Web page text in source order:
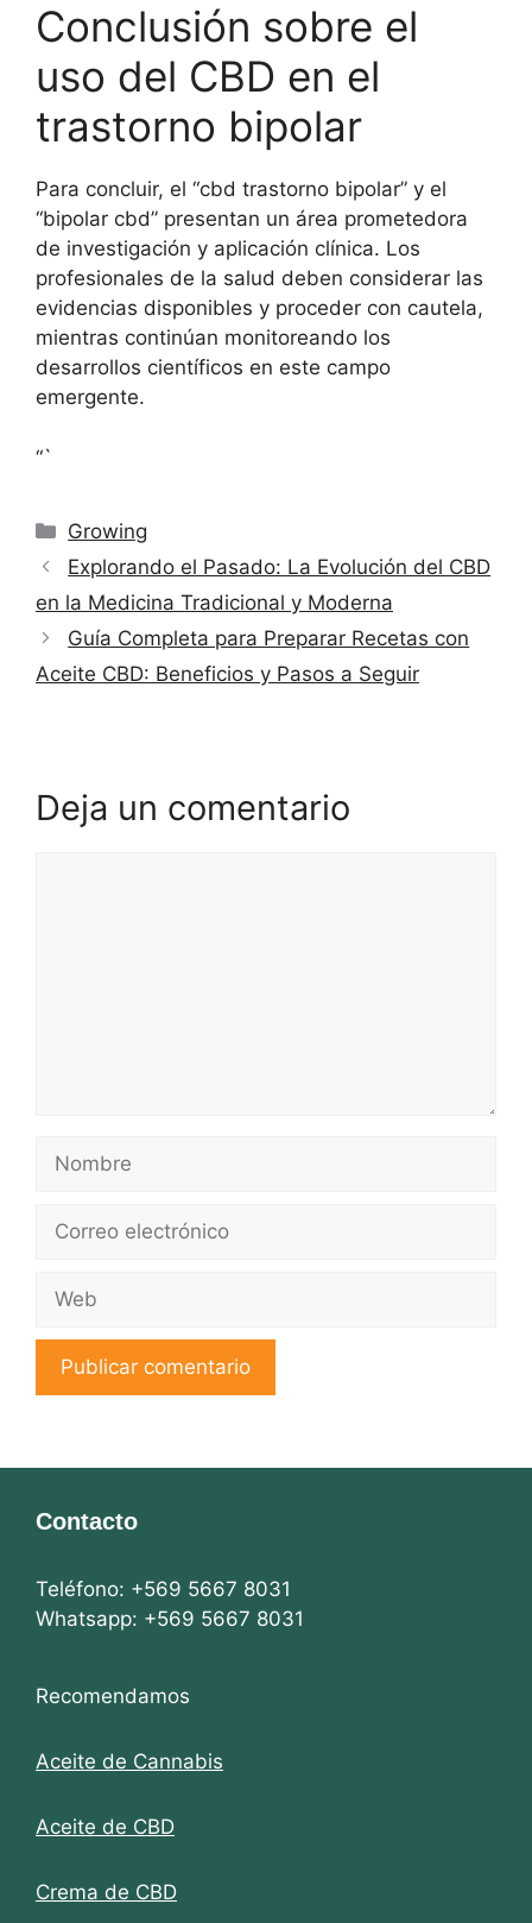
Conclusión sobre el
uso del CBD en el
trastorno bipolar
Para concluir, el “cbd trastorno bipolar” y el
“bipolar cbd” presentan un área prometedora
de investigación y aplicación clínica. Los
profesionales de la salud deben considerar las
evidencias disponibles y proceder con cautela,
mientras continúan monitoreando los
desarrollos científicos en este campo
emergente.
“`
Categorías
Growing
Explorando el Pasado: La Evolución del CBD
en la Medicina Tradicional y Moderna
Guía Completa para Preparar Recetas con
Aceite CBD: Beneficios y Pasos a Seguir
Deja un comentario
electrónico
Contacto
Teléfono: +569 5667 8031
Whatsapp: +569 5667 8031
Recomendamos
Aceite de Cannabis
Aceite de CBD
Crema de CBD